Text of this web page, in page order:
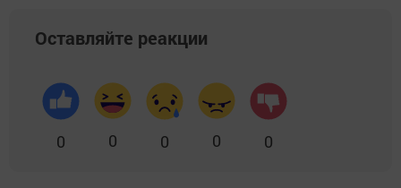
Оставляйте реакции
0 0 0 0 0